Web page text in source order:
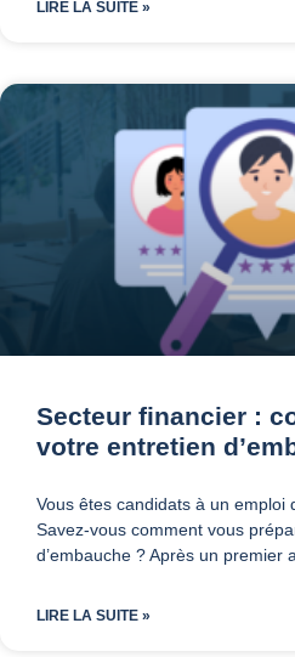
LIRE LA SUITE »
Secteur financier :
votre entretien
Vous êtes candidats à un emploi
Savez-vous comment vous
d’embauche ? Après un premier
LIRE LA SUITE »